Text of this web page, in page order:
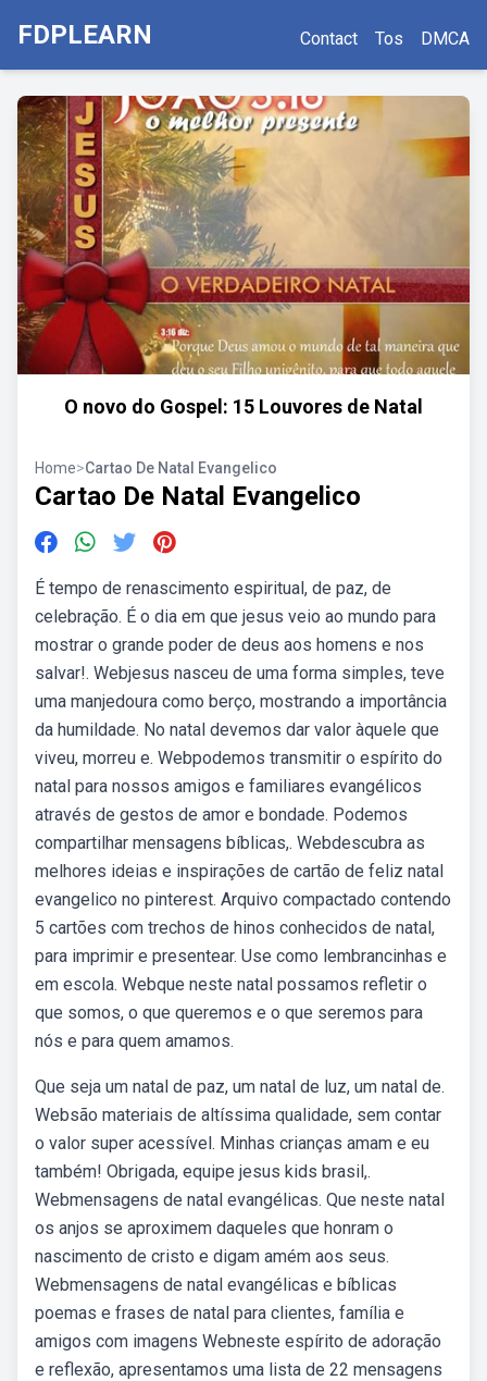
FDPLEARN Contact Tos DMCA
O novo do Gospel: 15 Louvores de Natal
Home>Cartao De Natal Evangelico
Cartao De Natal Evangelico
É tempo de renascimento espiritual, de paz, de
celebração. É o dia em que jesus veio ao mundo para
mostrar o grande poder de deus aos homens e nos
salvar!. Webjesus nasceu de uma forma simples, teve
uma manjedoura como berço, mostrando a importância
da humildade. No natal devemos dar valor àquele que
viveu, morreu e. Webpodemos transmitir o espírito do
natal para nossos amigos e familiares evangélicos
através de gestos de amor e bondade. Podemos
compartilhar mensagens bíblicas,. Webdescubra as
melhores ideias e inspirações de cartão de feliz natal
evangelico no pinterest. Arquivo compactado contendo
5 cartões com trechos de hinos conhecidos de natal,
para imprimir e presentear. Use como lembrancinhas e
em escola. Webque neste natal possamos refletir o
que somos, o que queremos e o que seremos para
nós e para quem amamos.
Que seja um natal de paz, um natal de luz, um natal de.
Websão materiais de altíssima qualidade, sem contar
o valor super acessível. Minhas crianças amam e eu
também! Obrigada, equipe jesus kids brasil,.
Webmensagens de natal evangélicas. Que neste natal
os anjos se aproximem daqueles que honram o
nascimento de cristo e digam amém aos seus.
Webmensagens de natal evangélicas e bíblicas
poemas e frases de natal para clientes, família e
amigos com imagens Webneste espírito de adoração
e reflexão, apresentamos uma lista de 22 mensagens